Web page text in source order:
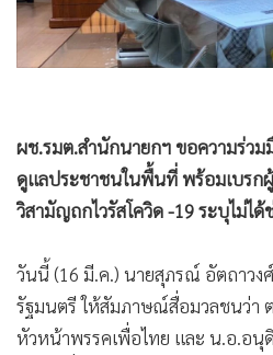
•
เศรษฐกิจ-ธุรกิจ
• จีน
• อาชญากรรม
• Motoring
• เกม
• SMEs
• หุ้น
• อินโดจีน
ผช.รมต.สำนักนายกฯ ขอความร่วม
ดูแลประชาชนในพื้นที่ พร้อมเบรก
วิสามัญถกไวรัสโควิด -19 ระบุไม่ไ
วันนี้ (16 มี.ค.) นายสุภรณ์ อัตถาวง
รัฐมนตรี ให้สัมภาษณ์สื่อมวลชนว่า
หัวหน้าพรรคเพื่อไทย และ น.อ.อนุ